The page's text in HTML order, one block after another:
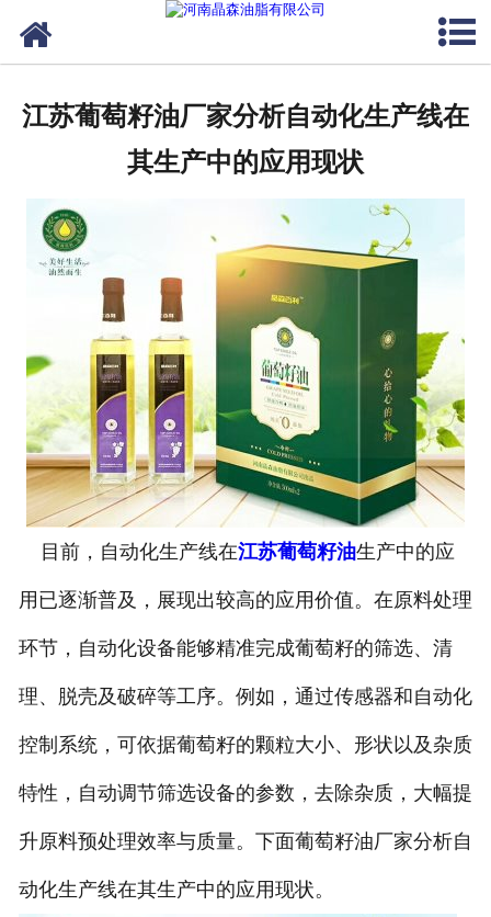
葡萄籽油
产品中心
新闻资讯
联系晶森
走进晶森
公司官网
江苏葡萄籽油厂家分析自动化生产线在
其生产中的应用现状
目前，自动化生产线在江苏葡萄籽油生产中的应
用已逐渐普及，展现出较高的应用价值。在原料处理
环节，自动化设备能够精准完成葡萄籽的筛选、清
理、脱壳及破碎等工序。例如，通过传感器和自动化
控制系统，可依据葡萄籽的颗粒大小、形状以及杂质
特性，自动调节筛选设备的参数，去除杂质，大幅提
升原料预处理效率与质量。下面葡萄籽油厂家分析自
动化生产线在其生产中的应用现状。